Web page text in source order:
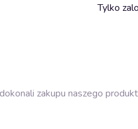
Tylko
zakupu naszego